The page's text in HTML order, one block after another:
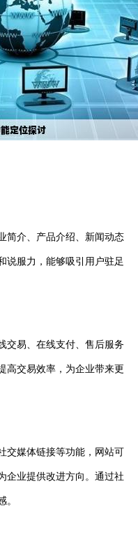
介、产品介绍、新闻动态
说服力，能够吸引用户驻足
易、在线支付、售后服务
高交易效率，为企业带来更
媒体链接等功能，网站可
企业提供改进方向。通过社
。